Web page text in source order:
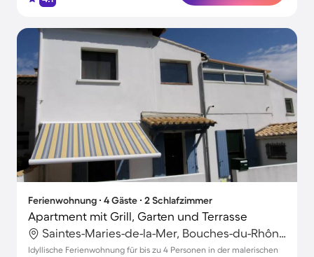
Ferienwohnung ∙ 4 Gäste ∙ 2 Schlafzimmer
Apartment mit Grill, Garten und Terrasse
Saintes-Maries-de-la-Mer, Bouches-du-Rhône, Frankreich
Idyllische Ferienwohnung für bis zu 4 Personen in der malerischen